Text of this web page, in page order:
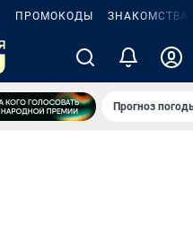
ПРОМОКОДЫ ЗНАКОМСТВА
Прогноз